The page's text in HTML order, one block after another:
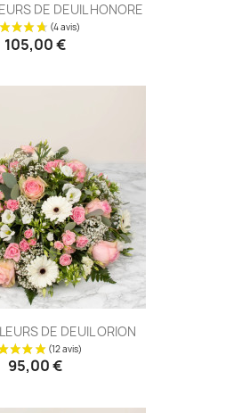
DE DEUIL HONORE
105,00 €
DE DEUIL ORION
95,00 €